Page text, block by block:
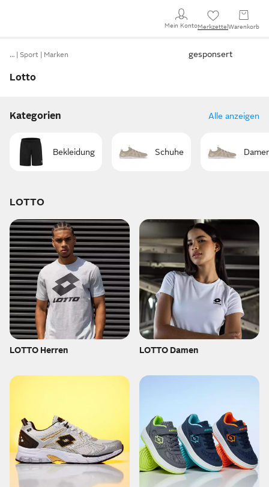
Mein KontoMerkzettel Warenkorb
… Sport Marken
Lotto
gesponsert
Kategorien Alle anzeigen
Bekleidung Schuhe
LOTTO
LOTTO Herren LOTTO Damen